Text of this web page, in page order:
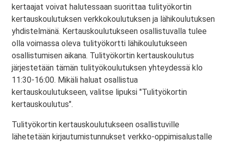
kertaajat voivat halutessaan suorittaa tulityökortin
kertauskoulutuksen verkkokoulutuksen ja lähikoulutuksen
yhdistelmänä. Kertauskoulutukseen osallistuvalla tulee
olla voimassa oleva tulityökortti lähikoulutukseen
osallistumisen aikana. Tulityökortin kertauskoulutus
järjestetään tämän tulityökoulutuksen yhteydessä klo
11:30-16:00. Mikäli haluat osallistua
kertauskoulutukseen, valitse lipuksi "Tulityökortin
kertauskoulutus".
Tulityökortin kertauskoulutukseen osallistuville
lähetetään kirjautumistunnukset verkko-oppimisalustalle